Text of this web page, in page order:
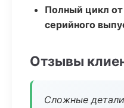
Полный цикл
серийного
Отзывы
Сложные